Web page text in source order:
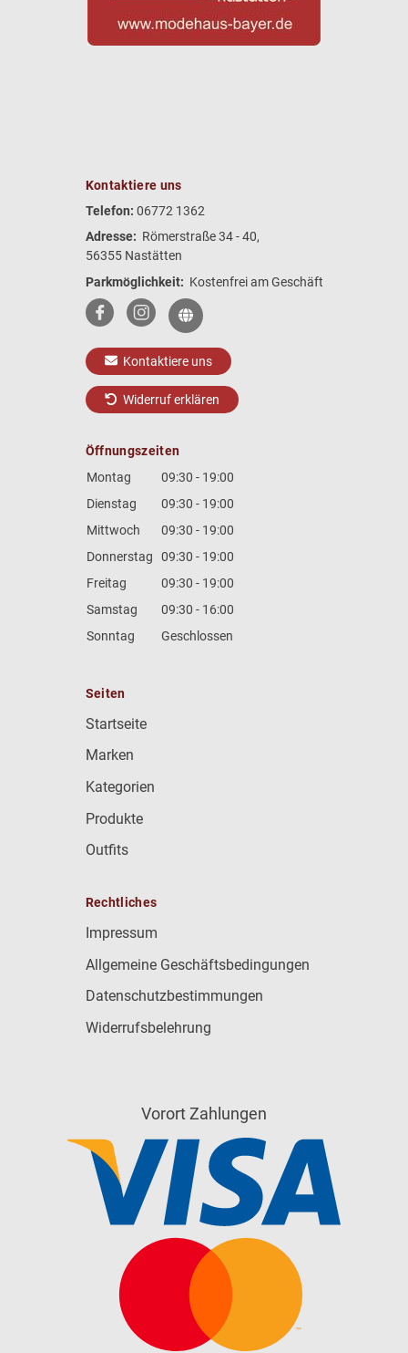
Kontaktiere uns
Telefon: 06772 1362
Adresse: Römerstraße 34 - 40,
56355 Nastätten
Parkmöglichkeit: Kostenfrei am Geschäft
Kontaktiere uns
Widerruf erklären
Öffnungszeiten
Montag
09:30 - 19:00
Dienstag
09:30 - 19:00
Mittwoch
09:30 - 19:00
Donnerstag
09:30 - 19:00
Freitag
09:30 - 19:00
Samstag
09:30 - 16:00
Sonntag
Geschlossen
Seiten
Startseite
Marken
Kategorien
Produkte
Outfits
Rechtliches
Impressum
Allgemeine Geschäftsbedingungen
Datenschutzbestimmungen
Widerrufsbelehrung
Vorort Zahlungen